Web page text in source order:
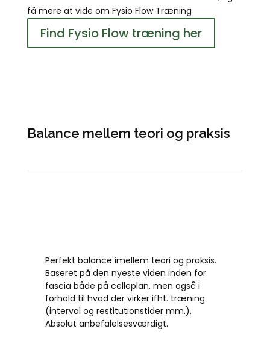
få mere at vide om Fysio Flow Træning
Find Fysio Flow træning her
Balance mellem teori og praksis
Perfekt balance imellem teori og praksis.
Baseret på den nyeste viden inden for
fascia både på celleplan, men også i
forhold til hvad der virker ifht. træning
(interval og restitutionstider mm.).
Absolut anbefalelsesværdigt.